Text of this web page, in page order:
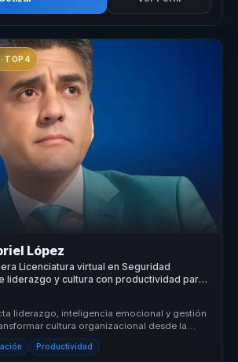
TOP 4
López
Licenciatura virtual en Seguridad
liderazgo y cultura con productividad para
liderazgo, inteligencia emocional y gestión
cultura organizacional desde la
Productividad